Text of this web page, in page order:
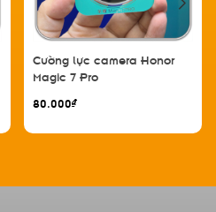
Cường lực camera Honor
Magic 7 Pro
80.000₫